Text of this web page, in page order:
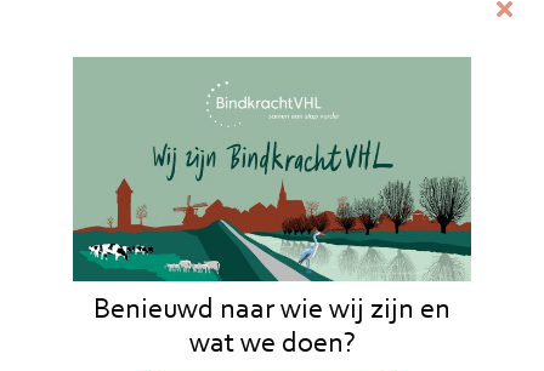
De wereld om ons heen verandert snel. We zien een
samenleving waarin mensen zich vaker terugtrekken,
het vertrouwen in overheid en instituties afneemt en de
druk op inwoners, professionals en vrijwilligers steeds
groter wordt. Tegelijkertijd groeien maatschappelijke
vraagstukken in aantal én complexiteit. Gemeenten
hebben te maken met financiële onzekerheid en steeds
meer inwoners zoeken steun of een luisterend oor.
Juist daarom is het nu belangrijker dan ooit om samen te
Benieuwd naar wie wij zijn en
wat we doen?